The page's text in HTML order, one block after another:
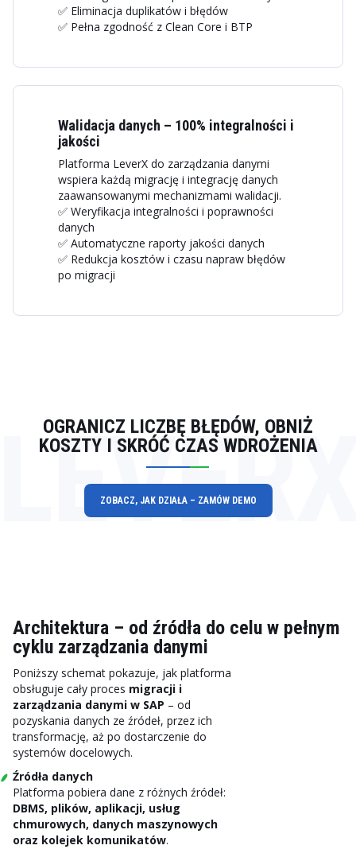
✅ Eliminacja duplikatów i błędów
✅ Pełna zgodność z Clean Core i BTP
Walidacja danych – 100% integralności i
jakości
Platforma LeverX do zarządzania danymi
wspiera każdą migrację i integrację danych
zaawansowanymi mechanizmami walidacji.
✅ Weryfikacja integralności i poprawności
danych
✅ Automatyczne raporty jakości danych
✅ Redukcja kosztów i czasu napraw błędów
po migracji
OGRANICZ LICZBĘ BŁĘDÓW, OBNIŻ
KOSZTY I SKRÓĆ CZAS WDROŻENIA
ZOBACZ, JAK DZIAŁA – ZAMÓW DEMO
Architektura – od źródła do celu w pełnym
cyklu zarządzania danymi
Poniższy schemat pokazuje, jak platforma
obsługuje cały proces migracji i
zarządzania danymi w SAP – od
pozyskania danych ze źródeł, przez ich
transformację, aż po dostarczenie do
systemów docelowych.
Źródła danych
Platforma pobiera dane z różnych źródeł:
DBMS, plików, aplikacji, usług
chmurowych, danych maszynowych
oraz kolejek komunikatów.